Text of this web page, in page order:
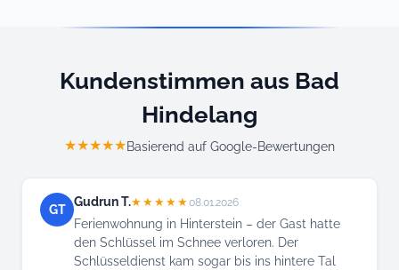
Kundenstimmen aus Bad
Hindelang
★★★★★Basierend auf Google-Bewertungen
GT
Gudrun T.★★★★★08.01.2026
Ferienwohnung in Hinterstein – der Gast hatte
den Schlüssel im Schnee verloren. Der
Schlüsseldienst kam sogar bis ins hintere Tal